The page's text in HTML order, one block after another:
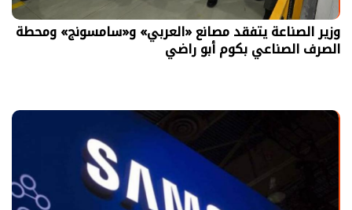
وزير الصناعة يتفقد مصانع «العربي» و«سامسونج» ومحطة
الصرف الصناعي بكوم أبو راضي